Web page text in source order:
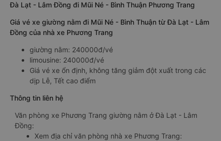
Đà Lạt - Lâm Đồng đi Mũi Né - Bình Thuận Phương Trang
Giá vé xe giường nằm đi Mũi Né - Bình Thuận từ Đà Lạt - Lâm
Đồng của nhà xe Phương Trang
giường nằm: 240000đ/vé
limousine: 240000đ/vé
Giá vé xe ổn định, không tăng giảm đột xuất trong các
dịp Lễ, Tết cao điểm
Thông tin liên hệ
Văn phòng xe Phương Trang giường nằm ở Đà Lạt - Lâm
Đồng:
Xem địa chỉ văn phòng nhà xe Phương Trang: